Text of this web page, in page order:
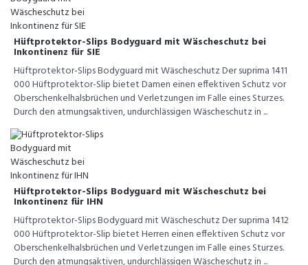
Hüftprotektor-Slips Bodyguard mit Wäscheschutz bei
Inkontinenz für SIE
Hüftprotektor-Slips Bodyguard mit Wäscheschutz Der suprima 1411
000 Hüftprotektor-Slip bietet Damen einen effektiven Schutz vor
Oberschenkelhalsbrüchen und Verletzungen im Falle eines Sturzes.
Durch den atmungsaktiven, undurchlässigen Wäscheschutz in ...
Hüftprotektor-Slips Bodyguard mit Wäscheschutz bei
Inkontinenz für IHN
Hüftprotektor-Slips Bodyguard mit Wäscheschutz Der suprima 1412
000 Hüftprotektor-Slip bietet Herren einen effektiven Schutz vor
Oberschenkelhalsbrüchen und Verletzungen im Falle eines Sturzes.
Durch den atmungsaktiven, undurchlässigen Wäscheschutz in ...